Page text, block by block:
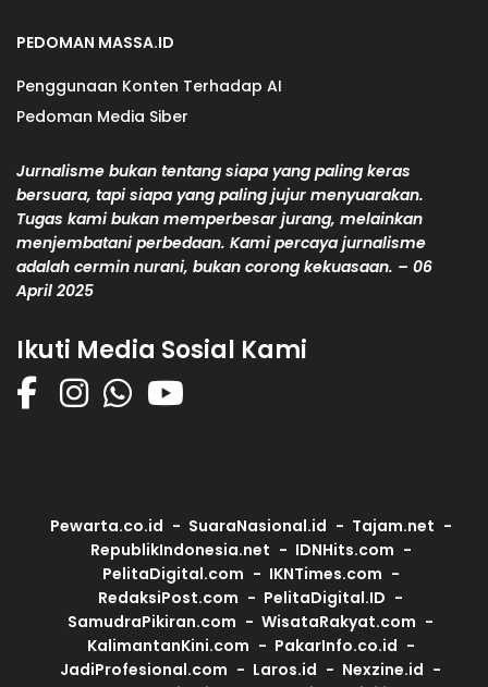
PEDOMAN MASSA.ID
Penggunaan Konten Terhadap AI
Pedoman Media Siber
Jurnalisme bukan tentang siapa yang paling keras
bersuara, tapi siapa yang paling jujur menyuarakan.
Tugas kami bukan memperbesar jurang, melainkan
menjembatani perbedaan. Kami percaya jurnalisme
adalah cermin nurani, bukan corong kekuasaan. – 06
April 2025
Ikuti Media Sosial Kami
Pewarta.co.id SuaraNasional.id
Tajam.net
RepublikIndonesia.net
IDNHits.com
PelitaDigital.com
IKNTimes.com
RedaksiPost.com
PelitaDigital.ID
SamudraPikiran.com
WisataRakyat.com
KalimantanKini.com
PakarInfo.co.id
JadiProfesional.com
Laros.id
Nexzine.id